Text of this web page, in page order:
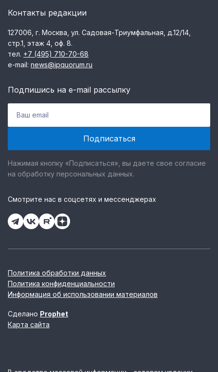
Контакты редакции
127006, г. Москва, ул. Садовая-Триумфальная, д.12/14,
стр.1, этаж 4, оф. 8.
тел. +7 (495) 710-70-68
e-mail: news@ipquorum.ru
Подпишись на e-mail рассылку
Нажимая кнопку «Подписаться», вы даете свое согласие
на обработку персональных данных.
Смотрите нас в соцсетях и мессенджерах
Политика обработки данных
Политика конфиденциальности
Информация об использовании материалов
Сделано Prophet
Карта сайта